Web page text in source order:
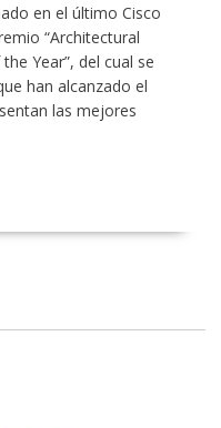
en el último Cisco
“Architectural
Year”, del cual se
han alcanzado el
las mejores